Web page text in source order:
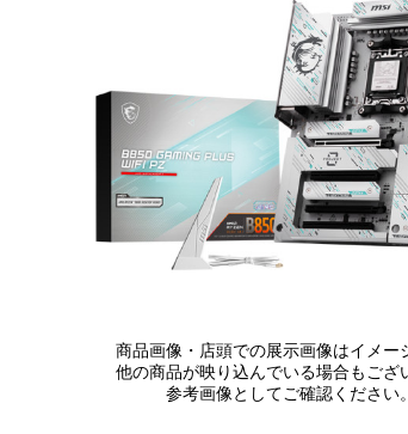
商品画像・店頭での展示画像はイメー
他の商品が映り込んでいる場合もござ
参考画像としてご確認ください。